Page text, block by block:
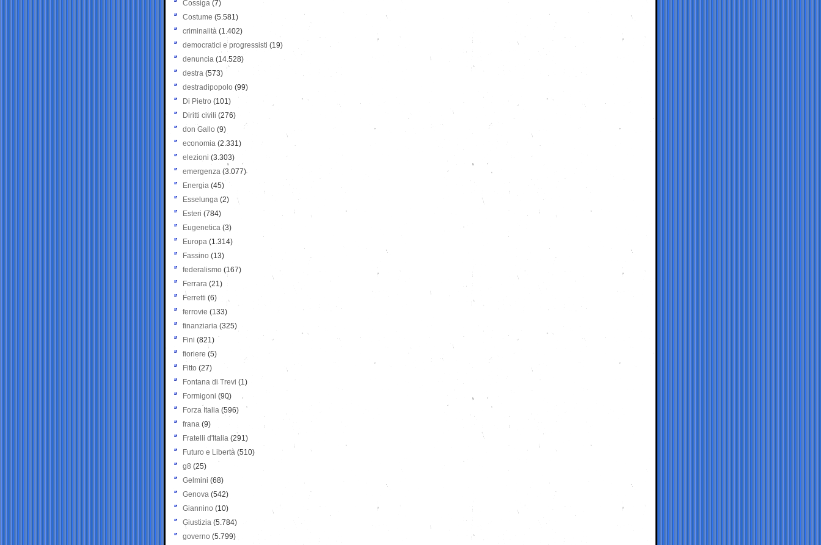
Cossiga (7)
Costume (5.581)
criminalità (1.402)
democratici e progressisti (19)
denuncia (14.528)
destra (573)
destradipopolo (99)
Di Pietro (101)
Diritti civili (276)
don Gallo (9)
economia (2.331)
elezioni (3.303)
emergenza (3.077)
Energia (45)
Esselunga (2)
Esteri (784)
Eugenetica (3)
Europa (1.314)
Fassino (13)
federalismo (167)
Ferrara (21)
Ferretti (6)
ferrovie (133)
finanziaria (325)
Fini (821)
fioriere (5)
Fitto (27)
Fontana di Trevi (1)
Formigoni (90)
Forza Italia (596)
frana (9)
Fratelli d'Italia (291)
Futuro e Libertà (510)
g8 (25)
Gelmini (68)
Genova (542)
Giannino (10)
Giustizia (5.784)
governo (5.799)